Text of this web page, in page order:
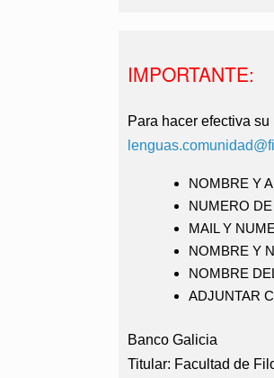
IMPORTANTE:
Para hacer efectiva
NOMBRE Y
NUMERO
MAIL Y
NOMBRE Y
NOMBRE
ADJUNTAR
Banco Galicia
Titular: Facultad de